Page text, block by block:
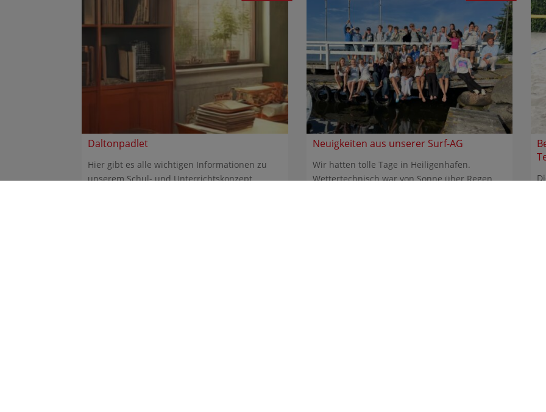
Daltonpadlet
Hier gibt es alle wichtigen Informationen zu
unserem Schul- und Unterrichtskonzept
Neuigkeiten aus unserer Surf-AG
Wir hatten tolle Tage in Heiligenhafen.
Wettertechnisch war von Sonne über Regen